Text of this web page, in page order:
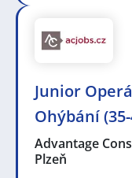
Junior
Ohýbání
Advantage
Plzeň